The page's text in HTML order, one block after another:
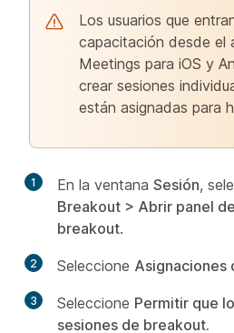
Los usuarios que
capacitación desde el
Meetings para iOS y
crear sesiones
están asignadas para
1 En la ventana Sesión,
Breakout > Abrir panel
breakout.
2 Seleccione Asignaciones
3 Seleccione Permitir que
sesiones de breakout.